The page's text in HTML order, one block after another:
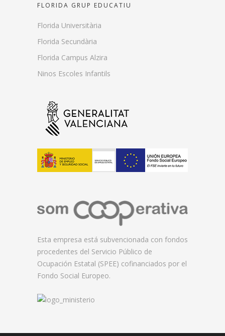
FLORIDA GRUP EDUCATIU
Florida Universitària
Florida Secundària
Florida Campus Alzira
Ninos Escoles Infantils
Esta empresa está subvencionada con fondos
procedentes del Servicio Público de
Ocupación Estatal (SPEE) cofinanciados por el
Fondo Social Europeo.